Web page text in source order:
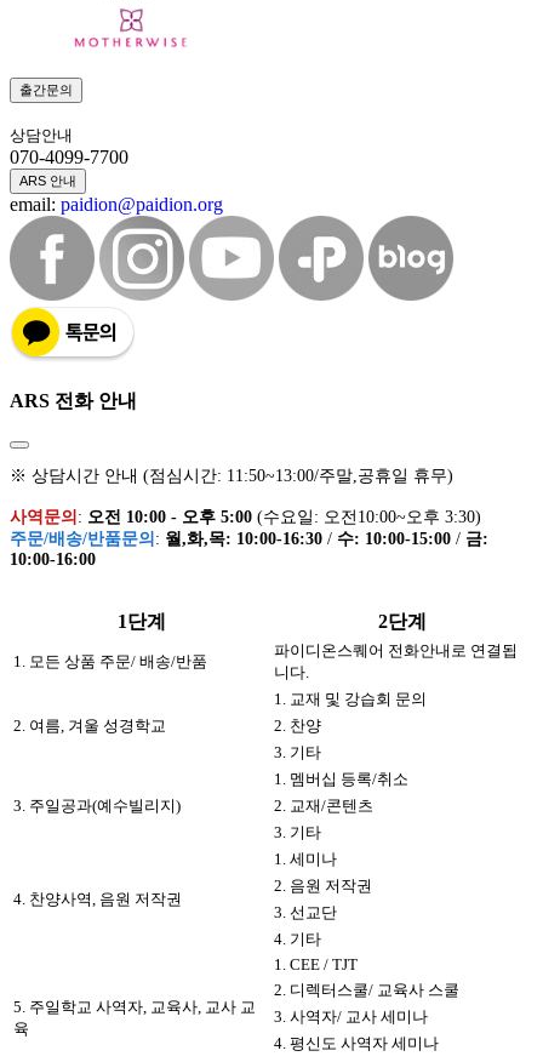
출간문의
상담안내
070-4099-7700
ARS 안내
email: paidion@paidion.org
ARS 전화 안내
※ 상담시간 안내 (점심시간: 11:50~13:00/주말,공휴일 휴무)
사역문의 : 오전 10:00 - 오후 5:00 (수요일: 오전10:00~오후 3:30)
주문/배송/반품문의 : 월,화,목: 10:00-16:30 / 수: 10:00-15:00 / 금:
10:00-16:00
1단계 2단계
1. 모든 상품 주문/ 배송/반품
파이디온스퀘어 전화안내로 연결됩
니다.
2. 여름, 겨울 성경학교
1. 교재 및 강습회 문의
2. 찬양
3. 기타
3. 주일공과(예수빌리지)
1. 멤버십 등록/취소
2. 교재/콘텐츠
3. 기타
4. 찬양사역, 음원 저작권
1. 세미나
2. 음원 저작권
3. 선교단
4. 기타
5. 주일학교 사역자, 교육사, 교사 교
육
1. CEE / TJT
2. 디렉터스쿨/ 교육사 스쿨
3. 사역자/ 교사 세미나
4. 평신도 사역자 세미나